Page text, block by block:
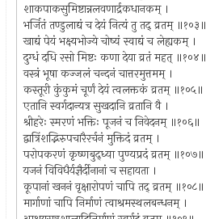
शाकपाकसुमिष्टान्नलवणार्द्रकधानकम् ।
भर्जितं तण्डुलाद्यं च देयं नित्यं तु तद् व्रतम् ॥१०३॥
खाद्यं पेयं भक्ष्यभोज्ये चोष्यं स्वाद्यं च लेह्यकम् ।
दुग्धं दधि रसो मिष्टः कणा देया व्रतं महत् ॥१०४॥
वस्त्रं भूषा कज्जलं चन्दनं चात्तरमुत्तमम् ।
कस्तूरी कुंकुमं चूर्णं देयं त्वलक्तकं व्रतम् ॥१०५॥
एतानि स्वर्गदान्यत्र सुखदानि व्रतानि वै ।
श्रीहरेः स्मरणं भक्तिः पूजनं च निवेदनम् ॥१०६॥
द्वात्रिंशद्भिरुपचारैरर्चनं मुक्तिदं व्रतम् ।
परोपकरणं कृष्णबुद्ध्या पुण्यप्रदं व्रतम् ॥१०७॥
यजनं विविधैर्यज्ञैर्दीनानां च सहायता ।
कूपानां खननं वृक्षारोपणं चापि तद् व्रतम् ॥१०८॥
मार्गाणां चापि निर्माणं त्वाश्रमस्थलबन्धनम् ।